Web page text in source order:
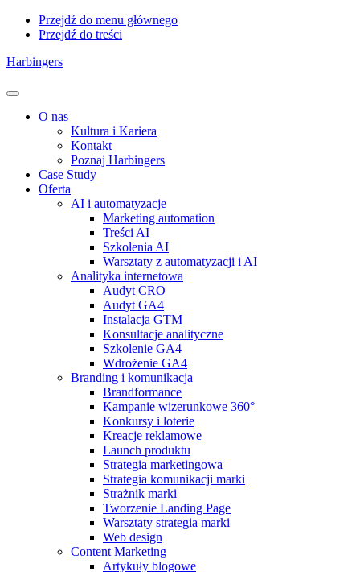
Przejdź do menu głównego
Przejdź do treści
Harbingers
Menu
O nas
Kultura i Kariera
Kontakt
Poznaj Harbingers
Case Study
Oferta
AI i automatyzacje
Marketing automation
Treści AI
Szkolenia AI
Warsztaty z automatyzacji i AI
Analityka internetowa
Audyt CRO
Audyt GA4
Instalacja GTM
Konsultacje analityczne
Szkolenie GA4
Wdrożenie GA4
Branding i komunikacja
Brandformance
Kampanie wizerunkowe 360°
Konkursy i loterie
Kreacje reklamowe
Launch produktu
Strategia marketingowa
Strategia komunikacji marki
Strażnik marki
Tworzenie Landing Page
Warsztaty strategia marki
Web design
Content Marketing
Artykuły blogowe